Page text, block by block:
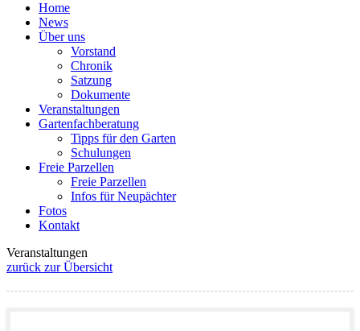
Home
News
Über uns
Vorstand
Chronik
Satzung
Dokumente
Veranstaltungen
Gartenfachberatung
Tipps für den Garten
Schulungen
Freie Parzellen
Freie Parzellen
Infos für Neupächter
Fotos
Kontakt
Veranstaltungen
zurück zur Übersicht